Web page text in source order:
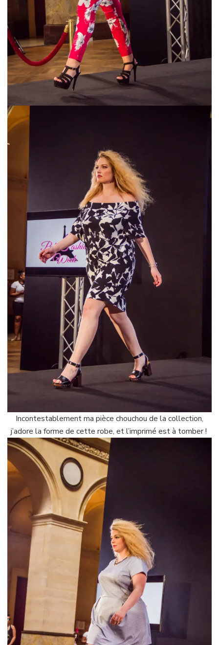
Incontestablement ma pièce chouchou de la collection,
j’adore la forme de cette robe, et l’imprimé est à tomber !